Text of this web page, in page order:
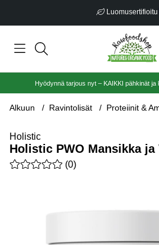
Luomusertifioitu
Hyödynnä tarjous nyt – KAIKKI pähkinät
Alkuun Ravintolisät Proteiinit &
Holistic
Holistic PWO Mansikka ja
Keskiarvoluokitus 0 / 5 Arvioiden
(0)